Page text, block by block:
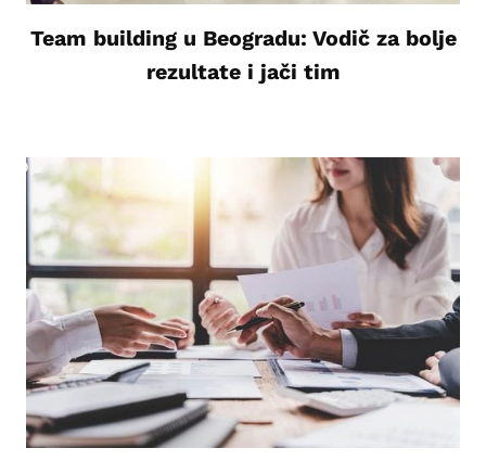
Team building u Beogradu: Vodič za bolje
rezultate i jači tim